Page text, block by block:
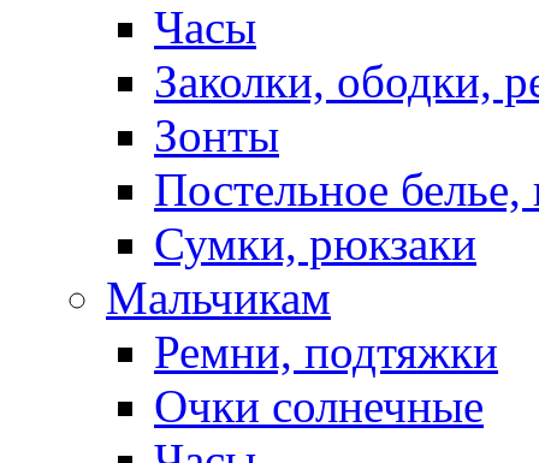
Часы
Заколки, ободки,
Зонты
Постельное белье,
Сумки, рюкзаки
Мальчикам
Ремни, подтяжки
Очки солнечные